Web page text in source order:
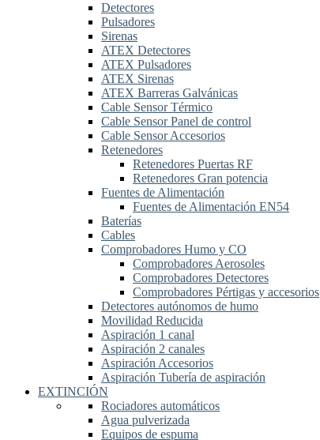
Detectores
Pulsadores
Sirenas
ATEX Detectores
ATEX Pulsadores
ATEX Sirenas
ATEX Barreras Galvánicas
Cable Sensor Térmico
Cable Sensor Panel de control
Cable Sensor Accesorios
Retenedores
Retenedores Puertas RF
Retenedores Gran potencia
Fuentes de Alimentación
Fuentes de Alimentación EN54
Baterías
Cables
Comprobadores Humo y CO
Comprobadores Aerosoles
Comprobadores Detectores
Comprobadores Pértigas y accesorios
Detectores autónomos de humo
Movilidad Reducida
Aspiración 1 canal
Aspiración 2 canales
Aspiración Accesorios
Aspiración Tubería de aspiración
EXTINCIÓN
Rociadores automáticos
Agua pulverizada
Equipos de espuma